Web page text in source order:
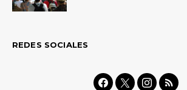
REDES SOCIALES